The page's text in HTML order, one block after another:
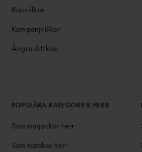
Köpvillkor
Kampanjvillkor
Ångra ditt köp
POPULÄRA KATEGORIER HERR
Sommarjackor herr
Sommarskor herr